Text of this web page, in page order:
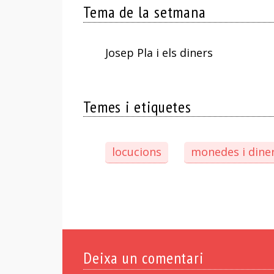
Tema de la setmana
Josep Pla i els diners
Temes i etiquetes
locucions monedes i
Deixa un comentari